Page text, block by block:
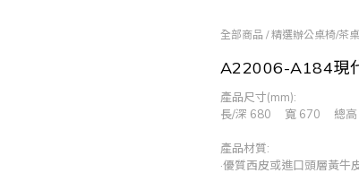
全部商品 /精選辦公桌椅/茶桌
A22006-A184現
產品尺寸(mm):
長/深 680     寬 670     總
產品材質:
·優質西皮或進口頭層黃牛